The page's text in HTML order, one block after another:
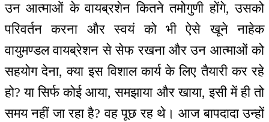
उन आत्माओं के वायब्रशेन कितने तमोगुणी होंगे, उसको
परिवर्तन करना और स्वयं को भी ऐसे खूने नाहेक
वायुमण्डल वायब्रेशन से सेफ रखना और उन आत्माओं को
सहयोग देना, क्या इस विशाल कार्य के लिए तैयारी कर रहे
हो? या सिर्फ कोई आया, समझाया और खाया, इसी में ही तो
समय नहीं जा रहा है? वह पूछ रह थे। आज बापदादा उन्हों